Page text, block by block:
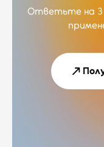
Ответьте на 3